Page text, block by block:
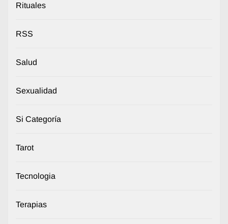
Rituales
RSS
Salud
Sexualidad
Si Categoría
Tarot
Tecnologia
Terapias